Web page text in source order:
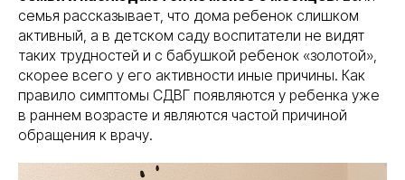
семья рассказывает, что дома ребенок слишком
активный, а в детском саду воспитатели не видят
таких трудностей и с бабушкой ребенок «золотой»,
скорее всего у его активности иные причины. Как
правило симптомы СДВГ появляются у ребенка уже
в раннем возрасте и являются частой причиной
обращения к врачу.